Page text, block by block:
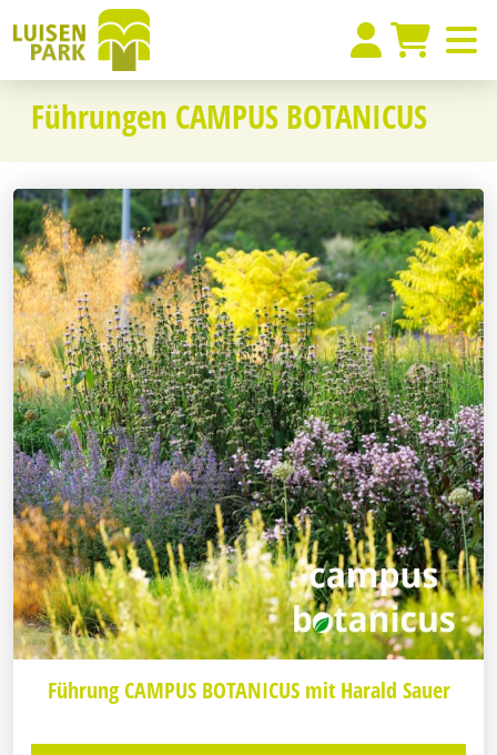
Führungen CAMPUS BOTANICUS
Führung CAMPUS BOTANICUS mit Harald Sauer